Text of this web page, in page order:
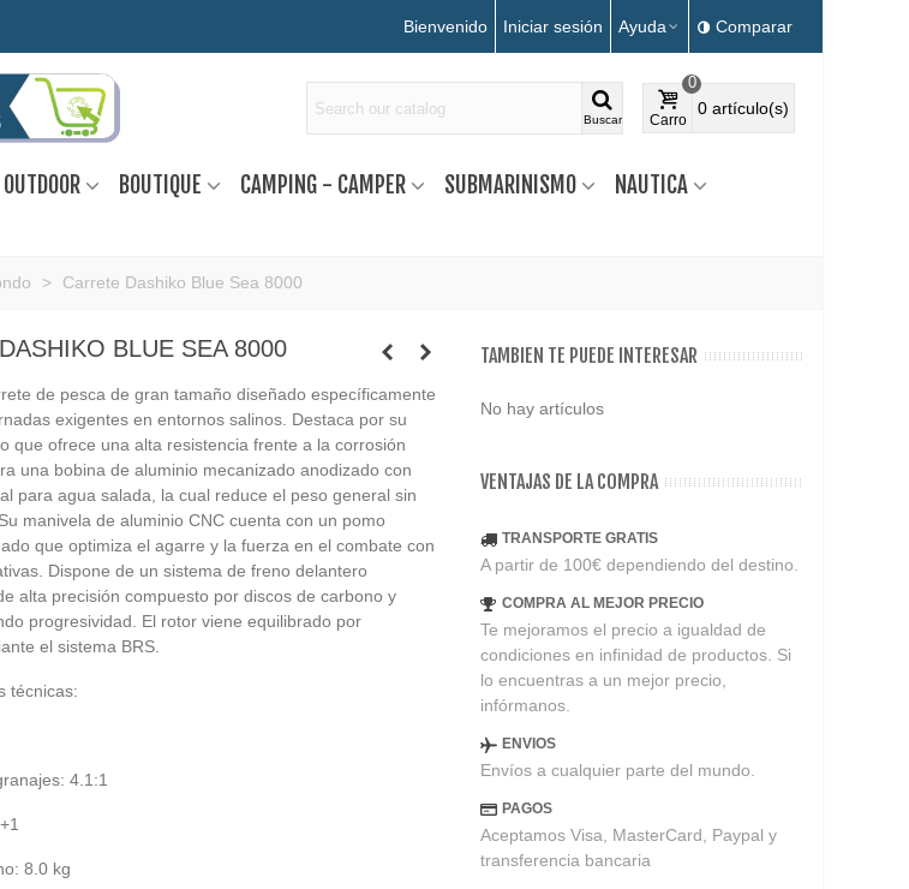
Bienvenido Iniciar sesión Ayuda Comparar
Buscar Carro
0
0 artículo(s)
OUTDOOR BOUTIQUE CAMPING - CAMPER SUBMARINISMO
NAUTICA
> Carrete Dashiko Blue Sea 8000
BLUE SEA 8000
de pesca de gran tamaño diseñado específicamente
exigentes en entornos salinos. Destaca por su
que ofrece una alta resistencia frente a la corrosión
una bobina de aluminio mecanizado anodizado con
para agua salada, la cual reduce el peso general sin
manivela de aluminio CNC cuenta con un pomo
que optimiza el agarre y la fuerza en el combate con
Dispone de un sistema de freno delantero
alta precisión compuesto por discos de carbono y
progresividad. El rotor viene equilibrado por
el sistema BRS.
técnicas:
4.1:1
8.0 kg
TAMBIEN TE PUEDE INTERESAR
No hay artículos
VENTAJAS DE LA COMPRA
TRANSPORTE GRATIS
A partir de 100€ dependiendo del destino.
COMPRA AL MEJOR PRECIO
Te mejoramos el precio a igualdad de
condiciones en infinidad de productos. Si
lo encuentras a un mejor precio,
infórmanos.
ENVIOS
Envíos a cualquier parte del mundo.
PAGOS
Aceptamos Visa, MasterCard, Paypal y
transferencia bancaria